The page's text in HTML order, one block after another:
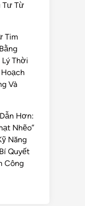
Tư Từ
Tim
Lý Thời
Và
Hơn:
Nhẽo”
Năng
Quyết
Công